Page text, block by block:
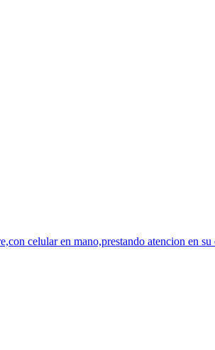
celular en mano,prestando atencion en